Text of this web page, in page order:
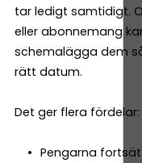
tar ledigt samtidigt.
eller abonnemang
schemalägga dem
rätt datum.
Det ger flera fördelar:
Pengarna